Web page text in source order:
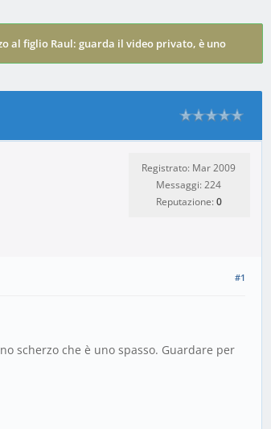
al figlio Raul: guarda il video privato, è uno
Registrato: Mar 2009
Messaggi: 224
Reputazione: 0
#1
scherzo che è uno spasso. Guardare per